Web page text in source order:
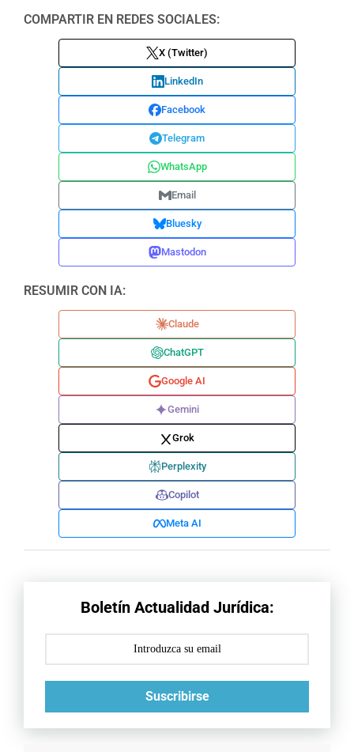
COMPARTIR EN REDES SOCIALES:
X (Twitter)
LinkedIn
Facebook
Telegram
WhatsApp
Email
Bluesky
Mastodon
RESUMIR CON IA:
Claude
ChatGPT
Google AI
Gemini
Grok
Perplexity
Copilot
Meta AI
Boletín Actualidad Jurídica:
Suscribirse